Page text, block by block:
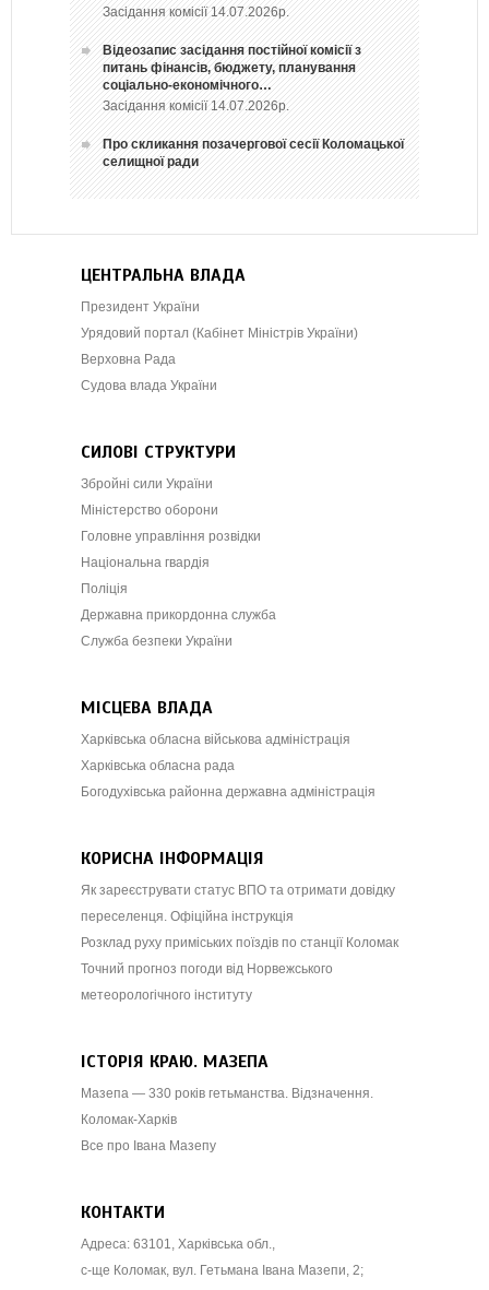
Засідання комісії 14.07.2026р.
Відеозапис засідання постійної комісії з
питань фінансів, бюджету, планування
соціально-економічного…
Засідання комісії 14.07.2026р.
Про скликання позачергової сесії Коломацької
селищної ради
ЦЕНТРАЛЬНА ВЛАДА
Президент України
Урядовий портал (Кабінет Міністрів України)
Верховна Рада
Судова влада України
СИЛОВІ СТРУКТУРИ
Збройні сили України
Міністерство оборони
Головне управління розвідки
Національна гвардія
Поліція
Державна прикордонна служба
Служба безпеки України
МІСЦЕВА ВЛАДА
Харківська обласна військова адміністрація
Харківська обласна рада
Богодухівська районна державна адміністрація
КОРИСНА ІНФОРМАЦІЯ
Як зареєструвати статус ВПО та отримати довідку
переселенця. Офіційна інструкція
Розклад руху приміських поїздів по станції Коломак
Точний прогноз погоди від Норвежського
метеорологічного інституту
ІСТОРІЯ КРАЮ. МАЗЕПА
Мазепа — 330 років гетьманства. Відзначення.
Коломак-Харків
Все про Івана Мазепу
КОНТАКТИ
Адреса: 63101, Харківська обл.,
с-ще Коломак, вул. Гетьмана Івана Мазепи, 2;